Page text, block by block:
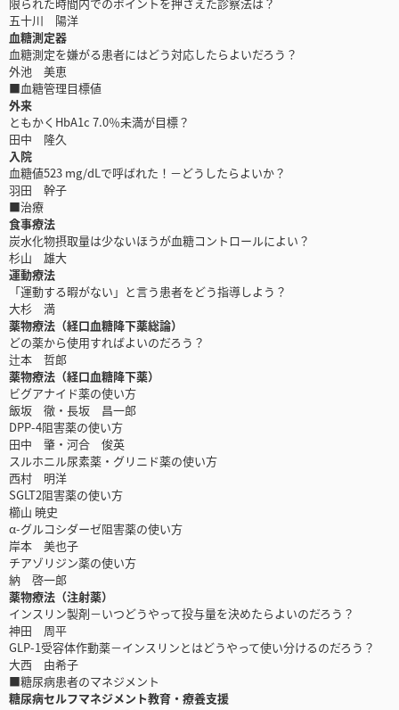
五十川 陽洋
血糖測定器
血糖測定を嫌がる患者にはどう対応したらよいだろう？
外池 美恵
■血糖管理目標値
外来
ともかくHbA1c 7.0％未満が目標？
田中 隆久
入院
血糖値523 mg/dLで呼ばれた！－どうしたらよいか？
羽田 幹子
■治療
食事療法
炭水化物摂取量は少ないほうが血糖コントロールによい？
杉山 雄大
運動療法
「運動する暇がない」と言う患者をどう指導しよう？
大杉 満
薬物療法（経口血糖降下薬総論）
どの薬から使用すればよいのだろう？
辻本 哲郎
薬物療法（経口血糖降下薬）
ビグアナイド薬の使い方
飯坂 徹・長坂 昌一郎
DPP-4阻害薬の使い方
田中 肇・河合 俊英
スルホニル尿素薬・グリニド薬の使い方
西村 明洋
SGLT2阻害薬の使い方
櫛山 暁史
α-グルコシダーゼ阻害薬の使い方
岸本 美也子
チアゾリジン薬の使い方
納 啓一郎
薬物療法（注射薬）
インスリン製剤－いつどうやって投与量を決めたらよいのだろう？
神田 周平
GLP-1受容体作動薬－インスリンとはどうやって使い分けるのだろう？
大西 由希子
■糖尿病患者のマネジメント
糖尿病セルフマネジメント教育・療養支援